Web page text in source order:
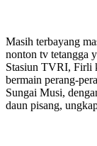
Masih terbayang
nonton tv tetangga
Stasiun TVRI, Firli
bermain perang-
Sungai Musi,
daun pisang,